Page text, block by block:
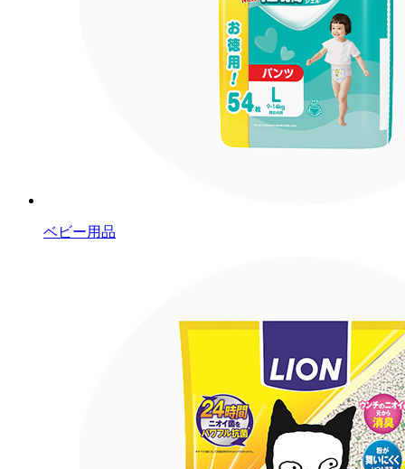
ベビー用品